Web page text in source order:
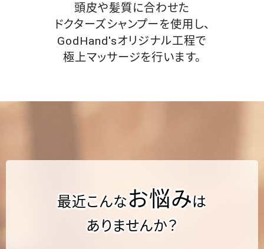
頭皮や髪質に合わせた
ドクターズシャンプーを使用し、
GodHand'sオリジナル工程で
極上マッサージを行います。
最近こんなお悩みは
ありませんか？